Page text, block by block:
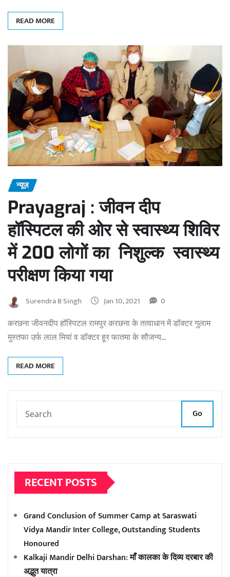
READ MORE
न्यूज़
Prayagraj : जीवन दीप
हॉस्पिटल की ओर से स्वास्थ्य शिविर
में 200 लोगों का निशुल्क स्वास्थ्य
परीक्षण किया गया
Surendra B Singh Jan 10, 2021 0
करछना जीवनदीप हॉस्पिटल रामपुर करछना के तत्वाधान में डॉक्टर गुलाम
मुस्तफा उर्फ लाल मियां व डॉक्टर हूर फातमा के सौजन्य…
READ MORE
Go
RECENT POSTS
Grand Conclusion of Summer Camp at Saraswati
Vidya Mandir Inter College, Outstanding Students
Honoured
Kalkaji Mandir Delhi Darshan: माँ कालका के दिव्य दरबार की
अद्भुत यात्रा